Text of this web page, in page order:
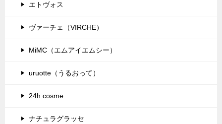
エトヴォス
ヴァーチェ（VIRCHE）
MiMC（エムアイエムシー）
uruotte（うるおって）
24h cosme
ナチュラグラッセ